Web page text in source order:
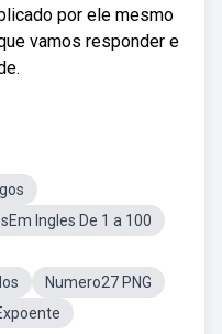
por ele mesmo
vamos responder e
Ingles De 1 a 100
Numero27 PNG